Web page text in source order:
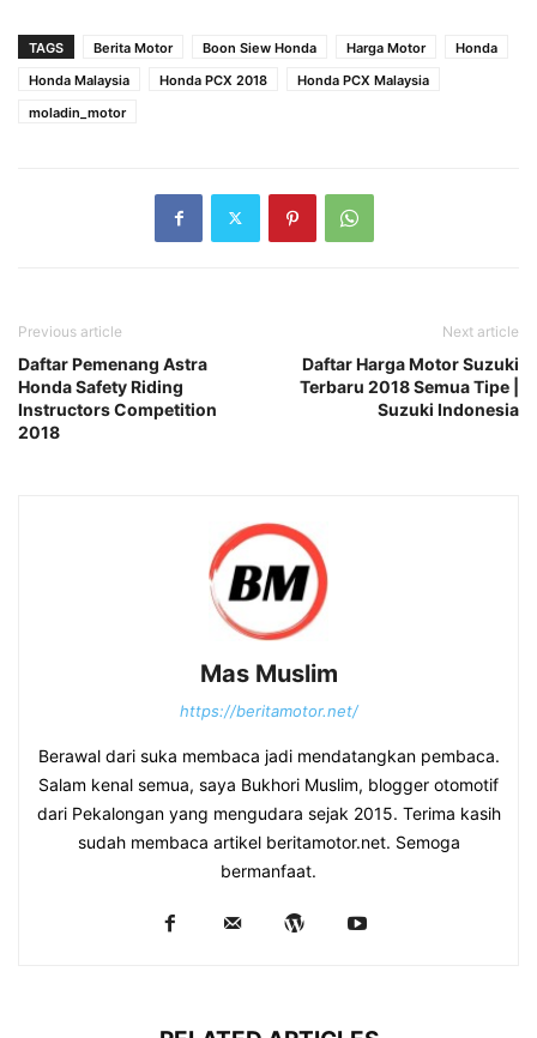
TAGS Berita Motor Boon Siew Honda Harga Motor
Honda
Honda Malaysia
Honda PCX 2018
Honda PCX Malaysia
moladin_motor
Previous article
Daftar Pemenang Astra
Honda Safety Riding
Instructors Competition
2018
Next article
Daftar Harga Motor Suzuki
Terbaru 2018 Semua Tipe |
Suzuki Indonesia
Mas Muslim
https://beritamotor.net/
Berawal dari suka membaca jadi mendatangkan pembaca.
Salam kenal semua, saya Bukhori Muslim, blogger otomotif
dari Pekalongan yang mengudara sejak 2015. Terima kasih
sudah membaca artikel beritamotor.net. Semoga
bermanfaat.